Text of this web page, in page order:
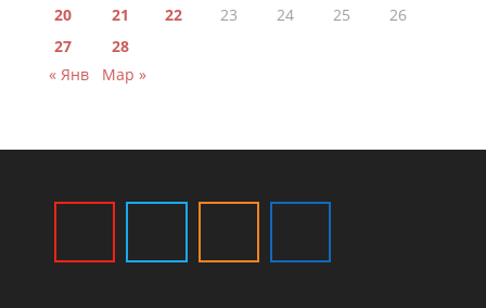
20
21 22 23 24 25
26
27
28
« Янв
Мар »